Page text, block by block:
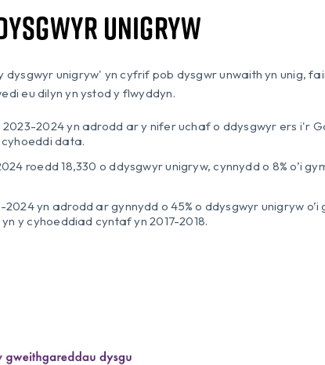
unigryw
dysgwyr unigryw' yn cyfrif pob dysgwr unwaith yn unig,
eu dilyn yn ystod y flwyddyn.
2024 yn adrodd ar y nifer uchaf o ddysgwyr ers i'r
data.
roedd 18,330 o ddysgwyr unigryw, cynnydd o 8% o’i
2024 yn adrodd ar gynnydd o 45% o ddysgwyr unigryw o’i
y cyhoeddiad cyntaf yn 2017-2018.